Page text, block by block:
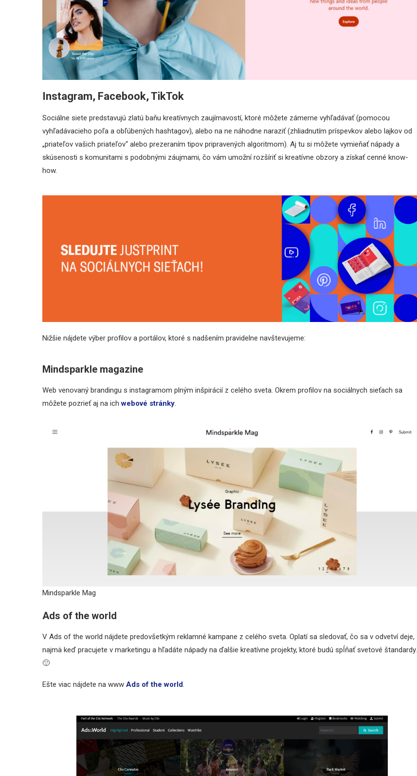
Instagram, Facebook, TikTok
Sociálne siete predstavujú zlatú baňu kreatívnych zaujímavostí, ktoré môžete zámerne vyhľadávať (pomocou
vyhľadávacieho poľa a obľúbených hashtagov), alebo na ne náhodne naraziť (zhliadnutím príspevkov alebo lajkov od
„priateľov vašich priateľov“ alebo prezeraním tipov pripravených algoritmom). Aj tu si môžete vymieňať nápady a
skúsenosti s komunitami s podobnými záujmami, čo vám umožní rozšíriť si kreatívne obzory a získať cenné know-
how.
Nižšie nájdete výber profilov a portálov, ktoré s nadšením pravidelne navštevujeme:
Mindsparkle magazine
Web venovaný brandingu s instagramom plným inšpirácií z celého sveta. Okrem profilov na sociálnych sieťach sa
môžete pozrieť aj na ichwebové stránky.
Mindsparkle Mag
Ads of the world
V Ads of the world nájdete predovšetkým reklamné kampane z celého sveta. Oplatí sa sledovať, čo sa v odvetví deje,
najmä keď pracujete v marketingu a hľadáte nápady na ďalšie kreatívne projekty, ktoré budú spĺňať svetové štandardy.
🙂
Ešte viac nájdete na www Ads of the world.